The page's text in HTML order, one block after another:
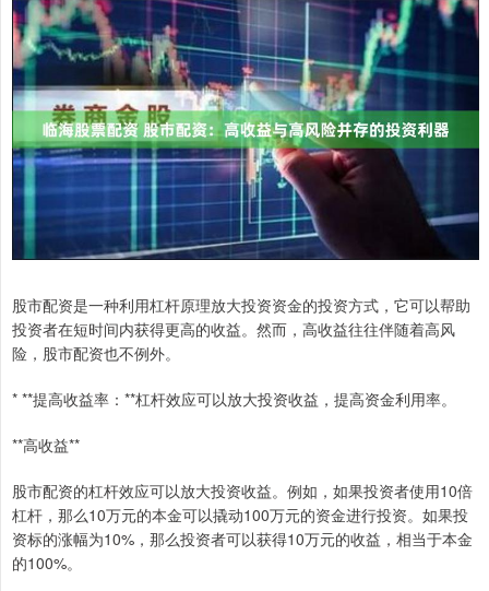
股市配资是一种利用杠杆原理放大投资资金的投资方式，它可以帮助
投资者在短时间内获得更高的收益。然而，高收益往往伴随着高风
险，股市配资也不例外。
* **提高收益率：**杠杆效应可以放大投资收益，提高资金利用率。
**高收益**
股市配资的杠杆效应可以放大投资收益。例如，如果投资者使用10倍
杠杆，那么10万元的本金可以撬动100万元的资金进行投资。如果投
资标的涨幅为10%，那么投资者可以获得10万元的收益，相当于本金
的100%。